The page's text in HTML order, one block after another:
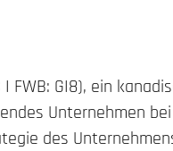
I FWB: GI8), ein
Unternehmen
des